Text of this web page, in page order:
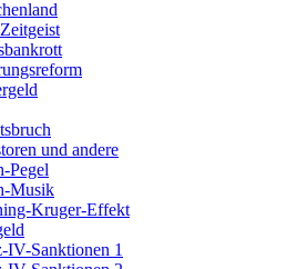
und andere
Pegel
Musik
Kruger-Effekt
IV-Sanktionen 1